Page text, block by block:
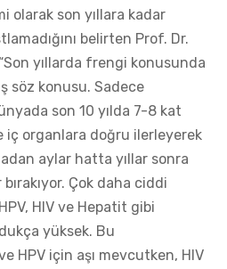
olarak son yıllara kadar
belirten Prof. Dr.
yıllarda frengi konusunda
söz konusu. Sadece
son 10 yılda 7-8 kat
iç organlara doğru ilerleyerek
aylar hatta yıllar sonra
Çok daha ciddi
HIV ve Hepatit gibi
yüksek. Bu
HPV için aşı mevcutken, HIV